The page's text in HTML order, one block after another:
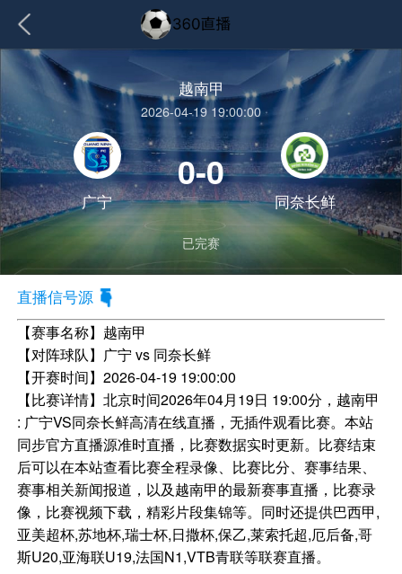
越南甲
2026-04-19 19:00:00
广宁
0-0
同奈长鲜
已完赛
直播信号源
【赛事名称】 越南甲
【对阵球队】 广宁 vs 同奈长鲜
【开赛时间】2026-04-19 19:00:00
【比赛详情】北京时间2026年04月19日 19:00分，越南甲
: 广宁VS同奈长鲜高清在线直播，无插件观看比赛。本站
同步官方直播源准时直播，比赛数据实时更新。比赛结束
后可以在本站查看比赛全程录像、比赛比分、赛事结果、
赛事相关新闻报道，以及越南甲的最新赛事直播，比赛录
像，比赛视频下载，精彩片段集锦等。同时还提供巴西甲,
亚美超杯,苏地杯,瑞士杯,日撒杯,保乙,莱索托超,厄后备,哥
斯U20,亚海联U19,法国N1,VTB青联等联赛直播。